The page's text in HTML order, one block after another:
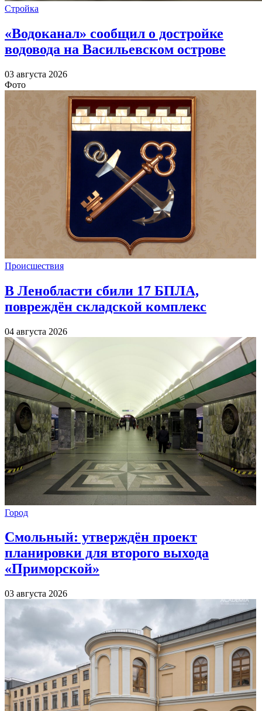
Стройка
«Водоканал» сообщил о достройке
водовода на Васильевском острове
03 августа 2026
Фото
Происшествия
В Ленобласти сбили 17 БПЛА,
повреждён складской комплекс
04 августа 2026
Город
Смольный: утверждён проект
планировки для второго выхода
«Приморской»
03 августа 2026